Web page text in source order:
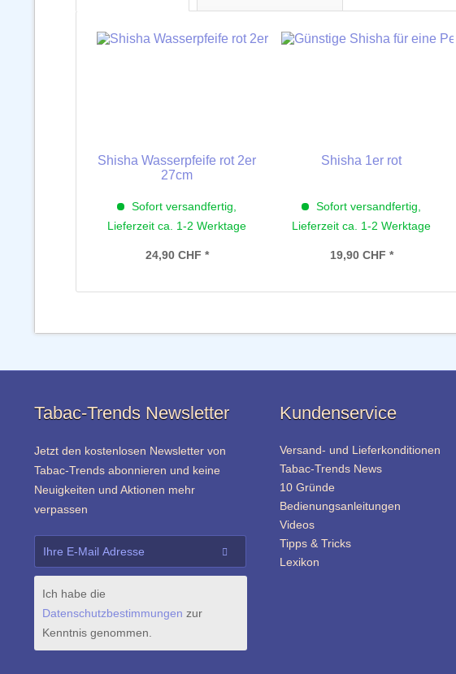
Shisha Wasserpfeife rot 2er
27cm
Sofort versandfertig,
Lieferzeit ca. 1-2 Werktage
24,90 CHF *
Shisha 1er rot
Sofort versandfertig,
Lieferzeit ca. 1-2 Werktage
19,90 CHF *
Tabac-Trends Newsletter
Jetzt den kostenlosen Newsletter von
Tabac-Trends abonnieren und keine
Neuigkeiten und Aktionen mehr
verpassen
Ich habe die
Datenschutzbestimmungen zur
Kenntnis genommen.
Kundenservice
Versand- und Lieferkonditionen
Tabac-Trends News
10 Gründe
Bedienungsanleitungen
Videos
Tipps & Tricks
Lexikon